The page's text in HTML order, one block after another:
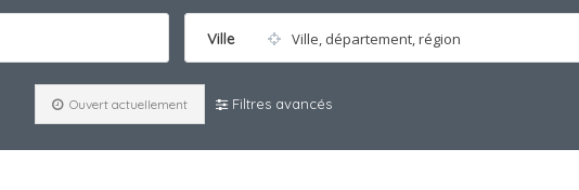
Ville Ville, département, région
Ouvert actuellement Filtres avancés